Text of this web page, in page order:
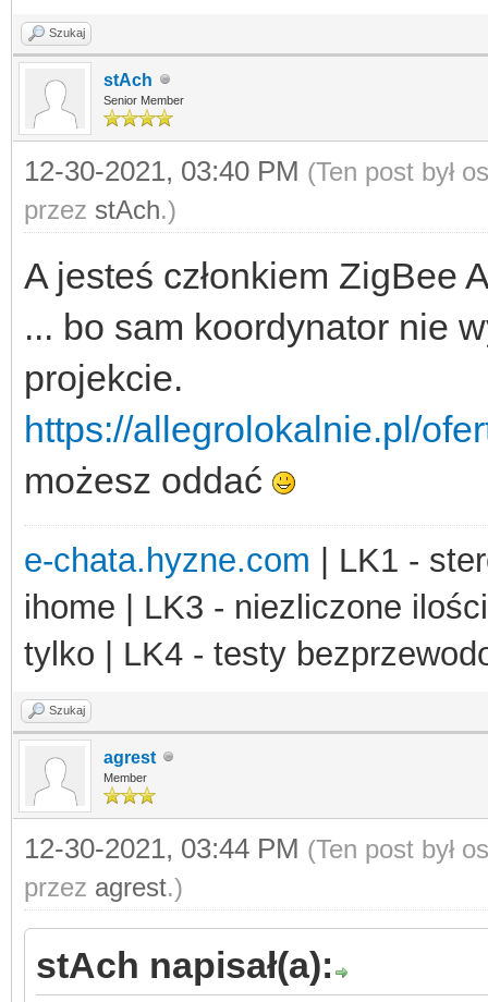
Szukaj
stAch
Senior Member
12-30-2021, 03:40 PM (Ten post był
przez stAch.)
A jesteś członkiem ZigBee
... bo sam koordynator nie
projekcie.
https://allegrolokalnie.pl/
możesz oddać
e-chata.hyzne.com | LK1 -
ihome | LK3 - niezliczone
tylko | LK4 - testy
Szukaj
agrest
Member
12-30-2021, 03:44 PM (Ten post był
przez agrest.)
stAch napisał(a):